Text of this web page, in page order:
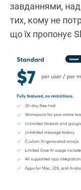
завданнями,
тих, кому не
що їх пропонує